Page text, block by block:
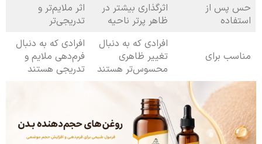
حس پس از
استفاده
اثرگذاری بیشتر در
ظاهر پرتر ناحیه
اثر ملایم‌تر و
تدریجی‌تر
مناسب برای
افرادی که به دنبال
تغییر ظاهری
محسوس‌تر هستند
افرادی که به دنبال
فرم‌دهی ملایم و
تدریجی هستند